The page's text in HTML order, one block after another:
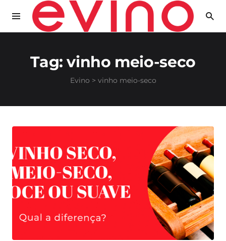
Tag:vinho meio-seco
Evino > vinho meio-seco